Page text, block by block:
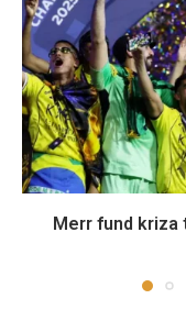
Merr fund kriza